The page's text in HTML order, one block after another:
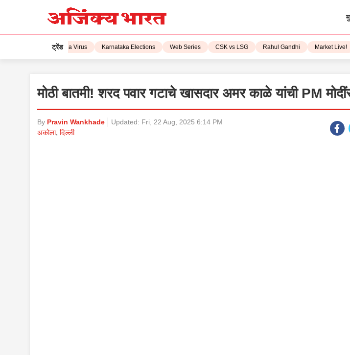
ट्रेंड
Corona Virus Karnataka Elections Web Series CSK vs LSG Rahul Gandhi Market Live!
मोठी बातमी! शरद पवार गटाचे खासदार अमर काळे यांची PM
By Pravin Wankhade Updated: Fri, 22 Aug, 2025 6:14 PM
अकोला,दिल्ली